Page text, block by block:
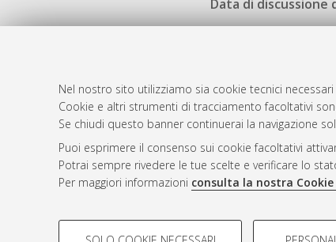
Nel nostro sito utilizziamo sia cookie tecnici
Cookie e altri strumenti di tracciamento facoltativi
Se chiudi questo banner continuerai la navigazione
Puoi esprimere il consenso sui cookie facoltativi
Potrai sempre rivedere le tue scelte e verificare lo
Per maggiori informazioni consulta la nostra Cookie
COOKIE DI PROFILAZIONE - FACOLTATIVI
Data di discussione
Atom
Rss 1.0
Rss 2.0
AMS